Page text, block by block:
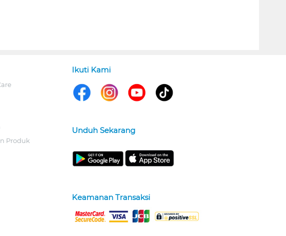
Produk
Ikuti Kami
Unduh Sekarang
Keamanan Transaksi